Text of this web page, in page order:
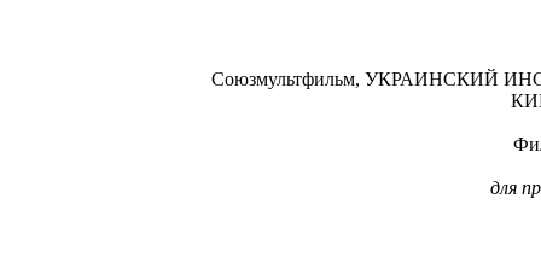
Союзмультфильм,
для